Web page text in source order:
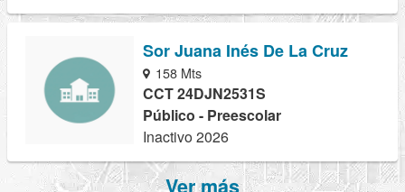
Sor Juana Inés De La Cruz
158 Mts
CCT 24DJN2531S
Público - Preescolar
Inactivo 2026
Ver más